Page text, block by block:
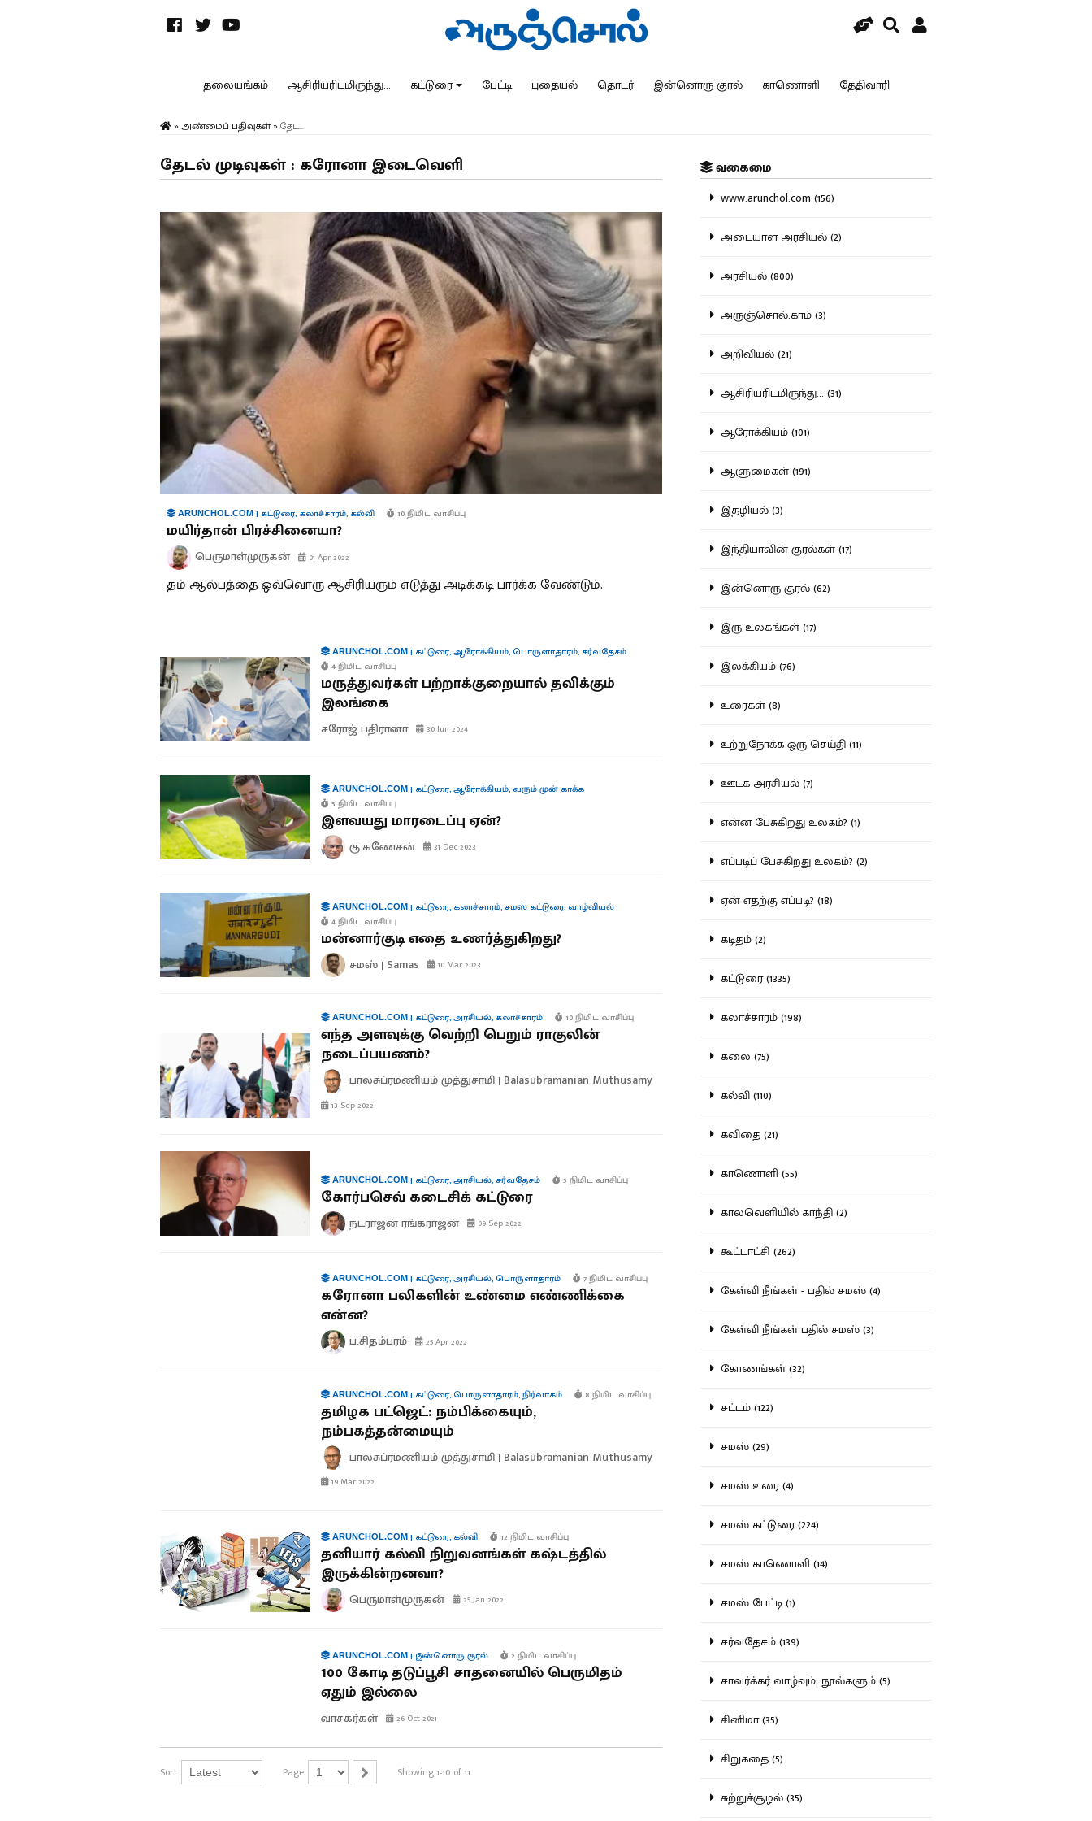
தலையங்கம் ஆசிரியரிடமிருந்து... கட்டுரை பேட்டி புதையல் தொடர் இன்னொரு குரல் காணொளி தேதிவாரி
» அண்மைப் பதிவுகள்» தேட...
தேடல் முடிவுகள் : கரோனா இடைவெளி
ARUNCHOL.COM | கட்டுரை, கலாச்சாரம், கல்வி 10 நிமிட வாசிப்பு
மயிர்தான் பிரச்சினையா?
பெருமாள்முருகன் 01 Apr 2022
தம் ஆல்பத்தை ஒவ்வொரு ஆசிரியரும் எடுத்து அடிக்கடி பார்க்க வேண்டும்.
ARUNCHOL.COM| கட்டுரை,ஆரோக்கியம்,பொருளாதாரம், சர்வதேசம்
4 நிமிட வாசிப்பு
மருத்துவர்கள் பற்றாக்குறையால் தவிக்கும்
இலங்கை
சரோஜ் பதிரானா 30 Jun 2024
ARUNCHOL.COM| கட்டுரை,ஆரோக்கியம், வரும் முன் காக்க
5 நிமிட வாசிப்பு
இளவயது மாரடைப்பு ஏன்?
கு.கணேசன் 31 Dec 2023
ARUNCHOL.COM| கட்டுரை, கலாச்சாரம், சமஸ் கட்டுரை, வாழ்வியல்
4 நிமிட வாசிப்பு
மன்னார்குடி எதை உணர்த்துகிறது?
சமஸ் | Samas 10 Mar 2023
ARUNCHOL.COM| கட்டுரை,அரசியல், கலாச்சாரம் 10 நிமிட வாசிப்பு
எந்த அளவுக்கு வெற்றி பெறும் ராகுலின்
நடைப்பயணம்?
பாலசுப்ரமணியம் முத்துசாமி | Balasubramanian Muthusamy
13 Sep 2022
ARUNCHOL.COM| கட்டுரை,அரசியல், சர்வதேசம் 5 நிமிட வாசிப்பு
கோர்பசெவ் கடைசிக் கட்டுரை
நடராஜன் ரங்கராஜன் 09 Sep 2022
ARUNCHOL.COM| கட்டுரை,அரசியல்,பொருளாதாரம் 7 நிமிட வாசிப்பு
கரோனா பலிகளின் உண்மை எண்ணிக்கை
என்ன?
ப.சிதம்பரம் 25 Apr 2022
ARUNCHOL.COM| கட்டுரை,பொருளாதாரம்,நிர்வாகம் 8 நிமிட வாசிப்பு
தமிழக பட்ஜெட்: நம்பிக்கையும்,
நம்பகத்தன்மையும்
பாலசுப்ரமணியம் முத்துசாமி | Balasubramanian Muthusamy
19 Mar 2022
ARUNCHOL.COM| கட்டுரை, கல்வி 12 நிமிட வாசிப்பு
தனியார் கல்வி நிறுவனங்கள் கஷ்டத்தில்
இருக்கின்றனவா?
பெருமாள்முருகன் 25 Jan 2022
ARUNCHOL.COM| இன்னொரு குரல் 2 நிமிட வாசிப்பு
100 கோடி தடுப்பூசி சாதனையில் பெருமிதம்
ஏதும் இல்லை
வாசகர்கள் 26 Oct 2021
Sort Page Showing 1-10 of 11
வகைமை
www.arunchol.com (156)
அடையாள அரசியல் (2)
அரசியல் (800)
அருஞ்சொல்.காம் (3)
அறிவியல் (21)
ஆசிரியரிடமிருந்து... (31)
ஆரோக்கியம் (101)
ஆளுமைகள் (191)
இதழியல் (3)
இந்தியாவின் குரல்கள் (17)
இன்னொரு குரல் (62)
இரு உலகங்கள் (17)
இலக்கியம் (76)
உரைகள் (8)
உற்றுநோக்க ஒரு செய்தி (11)
ஊடக அரசியல் (7)
என்ன பேசுகிறது உலகம்? (1)
எப்படிப் பேசுகிறது உலகம்? (2)
ஏன் எதற்கு எப்படி? (18)
கடிதம் (2)
கட்டுரை (1335)
கலாச்சாரம் (198)
கலை (75)
கல்வி (110)
கவிதை (21)
காணொளி (55)
காலவெளியில் காந்தி (2)
கூட்டாட்சி (262)
கேள்வி நீங்கள் - பதில் சமஸ் (4)
கேள்வி நீங்கள் பதில் சமஸ் (3)
கோணங்கள் (32)
சட்டம் (122)
சமஸ் (29)
சமஸ் உரை (4)
சமஸ் கட்டுரை (224)
சமஸ் காணொளி (14)
சமஸ் பேட்டி (1)
சர்வதேசம் (139)
சாவர்க்கர் வாழ்வும், நூல்களும் (5)
சினிமா (35)
சிறுகதை (5)
சுற்றுச்சூழல் (35)